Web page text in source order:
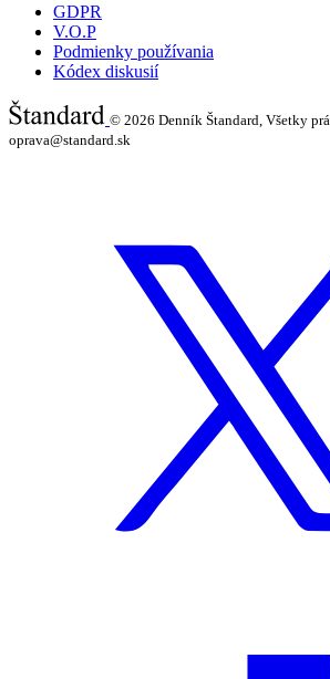
GDPR
V.O.P
Podmienky používania
Kódex diskusií
© 2026 Denník Štandard, Všetky
oprava@standard.sk